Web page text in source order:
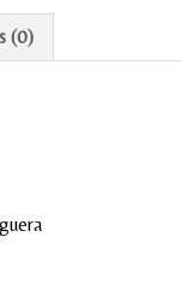
(0)